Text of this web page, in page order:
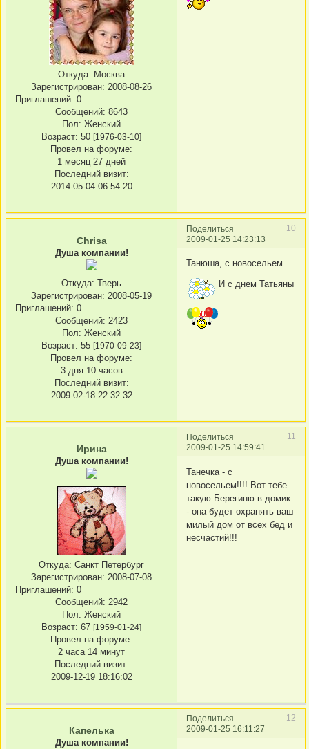
Откуда: Москва
Зарегистрирован: 2008-08-26
Приглашений: 0
Сообщений: 8643
Пол: Женский
Возраст: 50 [1976-03-10]
Провел на форуме:
1 месяц 27 дней
Последний визит:
2014-05-04 06:54:20
Поделиться
10
2009-01-25 14:23:13
Chrisa
Душа компании!
Откуда: Тверь
Зарегистрирован: 2008-05-19
Приглашений: 0
Сообщений: 2423
Пол: Женский
Возраст: 55 [1970-09-23]
Провел на форуме:
3 дня 10 часов
Последний визит:
2009-02-18 22:32:32
Танюша, с новосельем
И с днем Татьяны
Поделиться
11
2009-01-25 14:59:41
Ирина
Душа компании!
Откуда: Санкт Петербург
Зарегистрирован: 2008-07-08
Приглашений: 0
Сообщений: 2942
Пол: Женский
Возраст: 67 [1959-01-24]
Провел на форуме:
2 часа 14 минут
Последний визит:
2009-12-19 18:16:02
Танечка - с
новосельем!!!! Вот тебе
такую Берегиню в домик
- она будет охранять ваш
милый дом от всех бед и
несчастий!!!
Поделиться
12
2009-01-25 16:11:27
Капелька
Душа компании!